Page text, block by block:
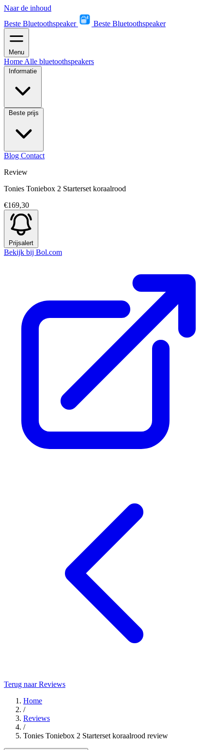
Naar de inhoud
Beste Bluetoothspeaker
Beste Bluetoothspeaker
Menu
Home Alle bluetoothspeakers
Informatie
Beste prijs
Blog Contact
Review
Tonies Toniebox 2 Starterset koraalrood
€169,30
Prijsalert
Bekijk bij Bol.com
Terug naar Reviews
Home
/
Reviews
/
Tonies Toniebox 2 Starterset koraalrood review